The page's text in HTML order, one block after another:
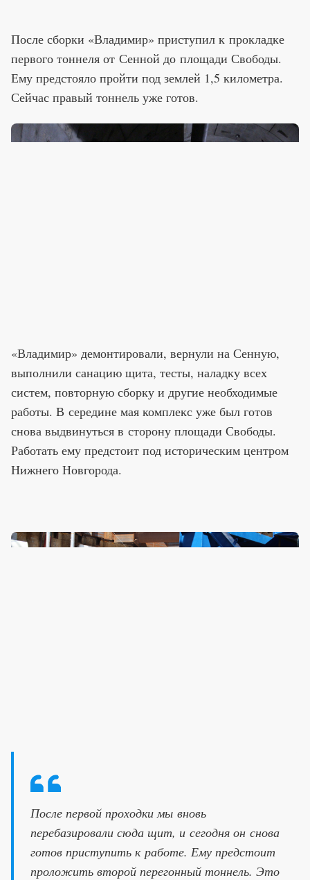
После сборки «Владимир» приступил к прокладке
первого тоннеля от Сенной до площади Свободы.
Ему предстояло пройти под землей 1,5 километра.
Сейчас правый тоннель уже готов.
«Владимир» демонтировали, вернули на Сенную,
выполнили санацию щита, тесты, наладку всех
систем, повторную сборку и другие необходимые
работы. В середине мая комплекс уже был готов
снова выдвинуться в сторону площади Свободы.
Работать ему предстоит под историческим центром
Нижнего Новгорода.
После первой проходки мы вновь
перебазировали сюда щит, и сегодня он снова
готов приступить к работе. Ему предстоит
проложить второй перегонный тоннель. Это